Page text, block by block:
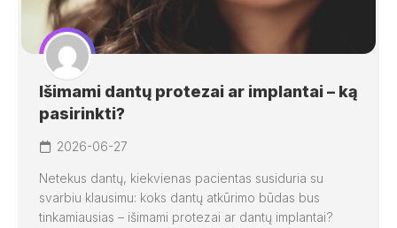
Išimami dantų protezai ar implantai – ką
pasirinkti?
2026-06-27
Netekus dantų, kiekvienas pacientas susiduria su
svarbiu klausimu: koks dantų atkūrimo būdas bus
tinkamiausias – išimami protezai ar dantų implantai?